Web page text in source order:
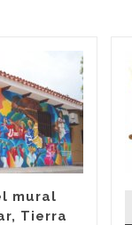
mural
Tierra